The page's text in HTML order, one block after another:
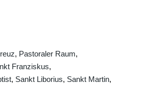
Pastoraler Raum
Franziskus
Sankt Liborius Sankt Martin